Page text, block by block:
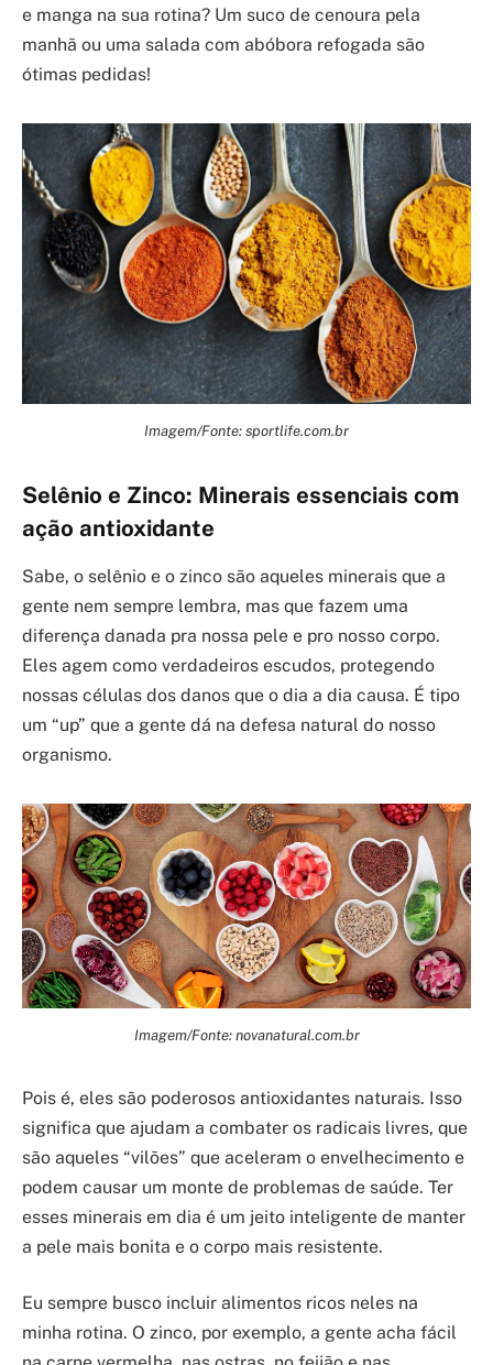
e manga na sua rotina? Um suco de cenoura pela
manhã ou uma salada com abóbora refogada são
ótimas pedidas!
Imagem/Fonte: sportlife.com.br
Selênio e Zinco: Minerais essenciais com
ação antioxidante
Sabe, o selênio e o zinco são aqueles minerais que a
gente nem sempre lembra, mas que fazem uma
diferença danada pra nossa pele e pro nosso corpo.
Eles agem como verdadeiros escudos, protegendo
nossas células dos danos que o dia a dia causa. É tipo
um “up” que a gente dá na defesa natural do nosso
organismo.
Imagem/Fonte: novanatural.com.br
Pois é, eles são poderosos antioxidantes naturais. Isso
significa que ajudam a combater os radicais livres, que
são aqueles “vilões” que aceleram o envelhecimento e
podem causar um monte de problemas de saúde. Ter
esses minerais em dia é um jeito inteligente de manter
a pele mais bonita e o corpo mais resistente.
Eu sempre busco incluir alimentos ricos neles na
minha rotina. O zinco, por exemplo, a gente acha fácil